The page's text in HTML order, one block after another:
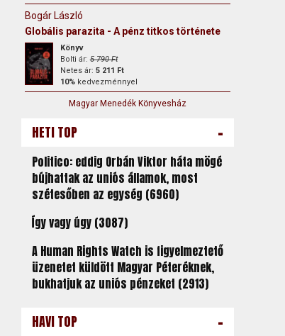
Bogár László
Globális parazita - A pénz titkos története
Könyv
Bolti ár:5 790 Ft
Netes ár: 5 211 Ft
10%kedvezménnyel
Magyar Menedék Könyvesház
HETI TOP -
Politico: eddig Orbán Viktor háta mögé
bújhattak az uniós államok, most
szétesőben az egység (6960)
Így vagy úgy (3087)
A Human Rights Watch is figyelmeztető
üzenetet küldött Magyar Péteréknek,
bukhatjuk az uniós pénzeket (2913)
HAVI TOP -